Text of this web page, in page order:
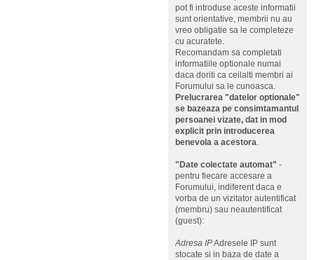
pot fi introduse aceste informatii
sunt orientative, membrii nu au
vreo obligatie sa le completeze
cu acuratete.
Recomandam sa completati
informatiile optionale numai
daca doriti ca ceilalti membri ai
Forumului sa le cunoasca.
Prelucrarea "datelor optionale"
se bazeaza pe consimtamantul
persoanei vizate, dat in mod
explicit prin introducerea
benevola a acestora.
"Date colectate automat" -
pentru fiecare accesare a
Forumului, indiferent daca e
vorba de un vizitator autentificat
(membru) sau neautentificat
(guest):
Adresa IPAdresele IP sunt
stocate si in baza de date a